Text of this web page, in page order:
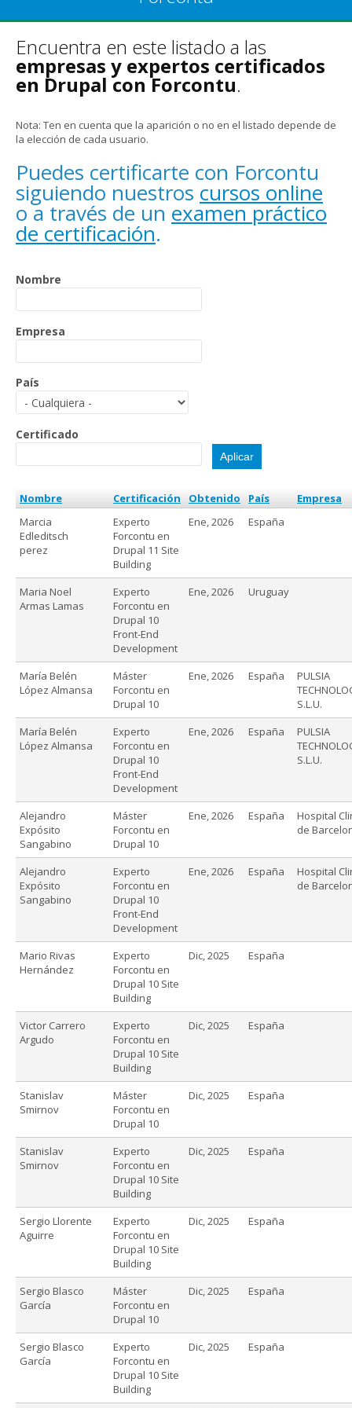
Encuentra en este listado a las
empresas y expertos certificados
en Drupal con Forcontu.
Nota: Ten en cuenta que la aparición o no en el listado depende de
la elección de cada usuario.
Puedes certificarte con Forcontu
siguiendo nuestros cursos online
o a través de un examen práctico
de certificación.
Nombre
Empresa
País
Certificado
Nombre Certificación Obtenido País
Empresa
Marcia
Edleditsch
perez
Experto
Forcontu en
Drupal 11 Site
Building
Ene, 2026 España
Maria Noel
Armas Lamas
Experto
Forcontu en
Drupal 10
Front-End
Development
Ene, 2026 Uruguay
María Belén
López Almansa
Máster
Forcontu en
Drupal 10
Ene, 2026 España
PULSIA
S.L.U.
María Belén
López Almansa
Experto
Forcontu en
Drupal 10
Front-End
Development
Ene, 2026 España
PULSIA
S.L.U.
Alejandro
Expósito
Sangabino
Máster
Forcontu en
Drupal 10
Ene, 2026 España
Hospital
de
Alejandro
Expósito
Sangabino
Experto
Forcontu en
Drupal 10
Front-End
Development
Ene, 2026 España
Hospital
de
Mario Rivas
Hernández
Experto
Forcontu en
Drupal 10 Site
Building
Dic, 2025 España
Victor Carrero
Argudo
Experto
Forcontu en
Drupal 10 Site
Building
Dic, 2025 España
Stanislav
Smirnov
Máster
Forcontu en
Drupal 10
Dic, 2025 España
Stanislav
Smirnov
Experto
Forcontu en
Drupal 10 Site
Building
Dic, 2025 España
Sergio Llorente
Aguirre
Experto
Forcontu en
Drupal 10 Site
Building
Dic, 2025 España
Sergio Blasco
García
Máster
Forcontu en
Drupal 10
Dic, 2025 España
Sergio Blasco
García
Experto
Forcontu en
Drupal 10 Site
Building
Dic, 2025 España